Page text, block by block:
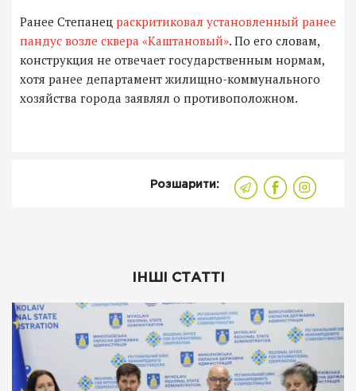
Ранее Степанец раскритиковал установленный ранее
пандус возле сквера «Каштановый». По его словам,
конструкция не отвечает государственным нормам,
хотя ранее департамент жилищно-коммунального
хозяйства города заявлял о противоположном.
Розшарити:
ІНШІ СТАТТІ